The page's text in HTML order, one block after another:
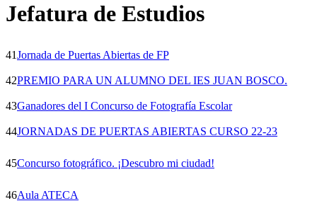
Jefatura de Estudios
41Jornada de Puertas Abiertas de FP
42PREMIO PARA UN ALUMNO DEL IES JUAN BOSCO.
43Ganadores del I Concurso de Fotografía Escolar
44JORNADAS DE PUERTAS ABIERTAS CURSO 22-23
45Concurso fotográfico. ¡Descubro mi ciudad!
46Aula ATECA